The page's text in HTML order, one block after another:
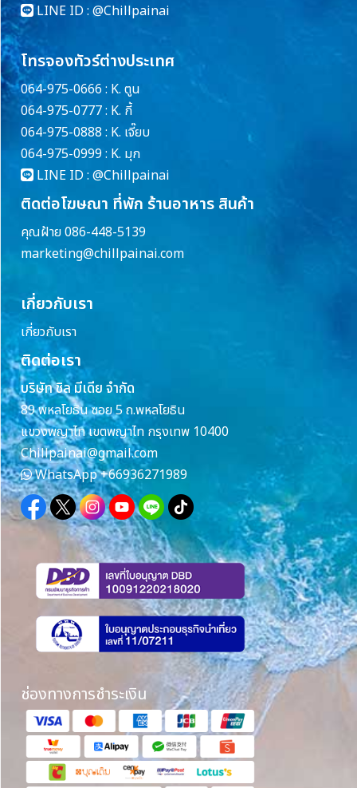
LINE ID : @Chillpainai
โทรจองทัวร์ต่างประเทศ
064-975-0666 : K. ตูน
064-975-0777 : K. กี้
064-975-0888 : K. เจี๊ยบ
064-975-0999 : K. มุก
LINE ID : @Chillpainai
ติดต่อโฆษณา ที่พัก ร้านอาหาร สินค้า
คุณฝ้าย 086-448-5139
marketing@chillpainai.com
เกี่ยวกับเรา
เกี่ยวกับเรา
ติดต่อเรา
บริษัท ชิล มีเดีย จำกัด
89 พหลโยธิน ซอย 5 ถ.พหลโยธิน
แขวงพญาไท เขตพญาไท กรุงเทพ 10400
Chillpainai@gmail.com
WhatsApp+66936271989
ช่องทางการชำระเงิน